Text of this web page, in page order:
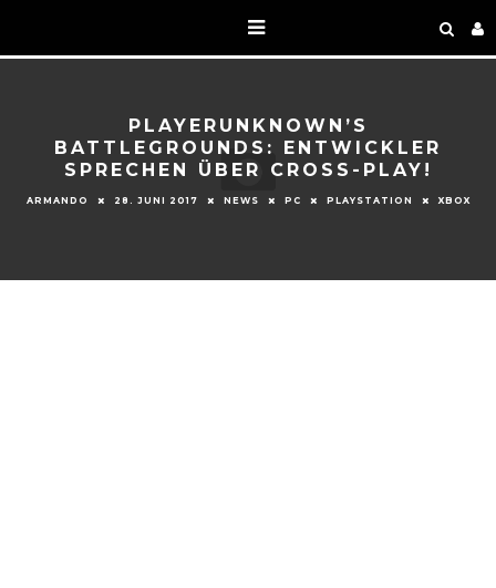
PLAYERUNKNOWN’S
BATTLEGROUNDS: ENTWICKLER
SPRECHEN ÜBER CROSS-PLAY!
ARMANDO 28. JUNI 2017 NEWS PC PLAYSTATION XBOX